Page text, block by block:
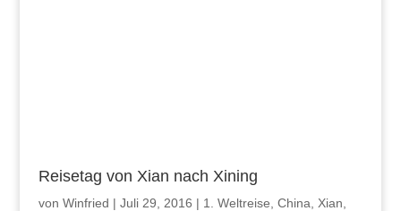
Reisetag von Xian nach Xining
von Winfried | Juli 29, 2016 | 1. Weltreise China Xian